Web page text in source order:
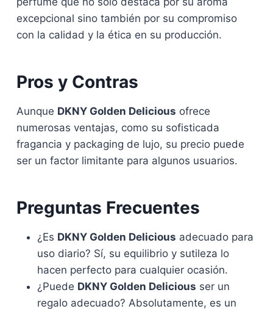
excepcional sino también por su compromiso
con la calidad y la ética en su producción.
Pros y Contras
Aunque DKNY Golden Delicious ofrece
numerosas ventajas, como su sofisticada
fragancia y packaging de lujo, su precio puede
ser un factor limitante para algunos usuarios.
Preguntas Frecuentes
¿Es DKNY Golden Delicious adecuado para
uso diario? Sí, su equilibrio y sutileza lo
hacen perfecto para cualquier ocasión.
¿Puede DKNY Golden Delicious ser un
regalo adecuado? Absolutamente, es un